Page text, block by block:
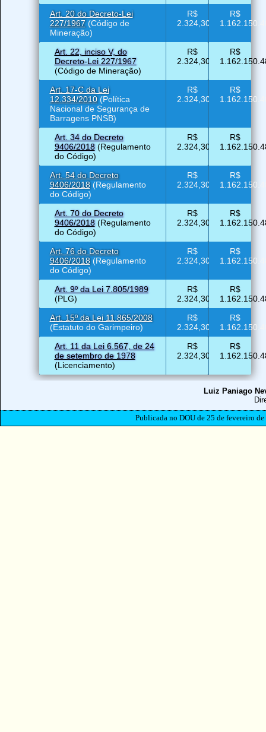
Art. 20 do Decreto-Lei
227/1967(Código de
Mineração)
R$
2.324,30
R$
Art. 22, inciso V, do
Decreto-Lei 227/1967
(Código de Mineração)
R$
2.324,30
R$
Art. 17-C da Lei
12.334/2010(Política
Nacional de Segurança de
Barragens PNSB)
R$
2.324,30
R$
Art. 34 do Decreto
9406/2018(Regulamento
do Código)
R$
2.324,30
R$
Art. 54 do Decreto
9406/2018(Regulamento
do Código)
R$
2.324,30
R$
Art. 70 do Decreto
9406/2018(Regulamento
do Código)
R$
2.324,30
R$
Art. 76 do Decreto
9406/2018(Regulamento
do Código)
R$
2.324,30
R$
Art. 9º da Lei 7.805/1989
(PLG)
R$
2.324,30
R$
Art. 15º da Lei 11.865/2008
(Estatuto do Garimpeiro)
R$
2.324,30
R$
Art. 11 da Lei 6.567, de 24
de setembro de 1978
(Licenciamento)
R$
2.324,30
R$
Luiz Paniago
Publicada no DOU de 25 de fevereiro